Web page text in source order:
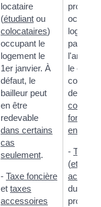
locataire
(étudiant ou
colocataires)
occupant le
logement le
1er janvier. À
défaut, le
bailleur peut
en être
redevable
dans certains
cas
seulement.
- Taxe foncière
et taxes
accessoires
occupe
partie de
l'année.
le cas
devoir
foncière
- Taxe
(et taxes
dues